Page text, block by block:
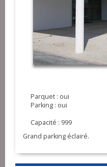
Parquet : oui
Parking : oui
Capacité : 999
Grand parking éclairé.